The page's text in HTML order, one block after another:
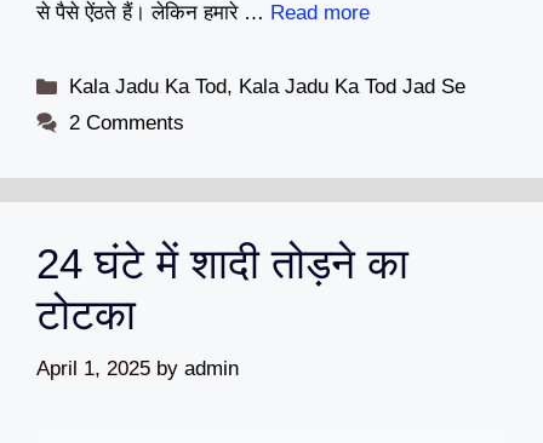
से पैसे ऐंठते हैं। लेकिन हमारे … Read more
Categories
Kala Jadu Ka Tod, Kala Jadu Ka Tod Jad Se
2 Comments
24 घंटे में शादी तोड़ने का
टोटका
April 1, 2025 by admin